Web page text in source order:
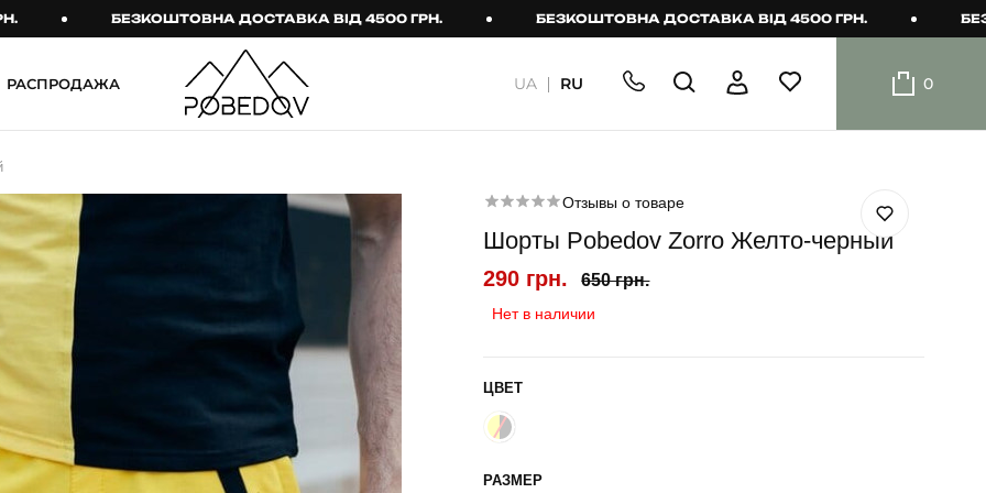
БЕЗКОШТОВНА ДОСТАВКА ВІД 4500 ГРН. БЕЗКОШТОВНА ДОСТАВКА ВІД 4500 ГРН.
Джогери
Карго
Спортивні штани
Лосины
Джинсы
КОМПЛЕКТИ
Куртка й штани
Тактичний жіночий
Тактичний чоловічий
одяг
Тактичні рукавиці
Тактичні шкарпетки
ТЕРМО-КОМПЛЕКТИ
ФУТБОЛКИ І СОРОЧКИ
шорти
Шорти
РАСПРОДАЖА UA RU 0
Отзывы о товаре
Шорты Pobedov Zorro Желто-черный
290 грн. 650 грн.
Нет в наличии
ЦВЕТ
РАЗМЕР